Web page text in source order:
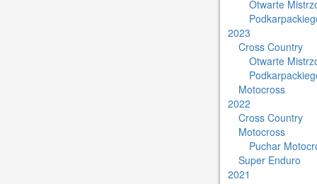
Otwarte
2023
Cross Country
Otwarte
Motocross
2022
Cross Country
Motocross
Puchar
Super Enduro
2021